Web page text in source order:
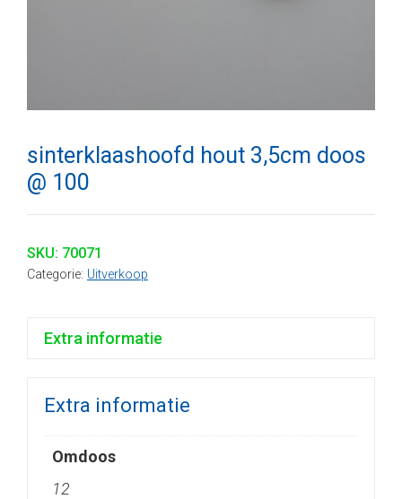
sinterklaashoofd hout 3,5cm doos
@ 100
SKU: 70071
Categorie: Uitverkoop
Extra informatie
Extra informatie
Omdoos
12